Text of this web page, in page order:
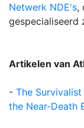
Netwerk NDE's,
gespecialiseerd
Artikelen van
- The
the Near-Death